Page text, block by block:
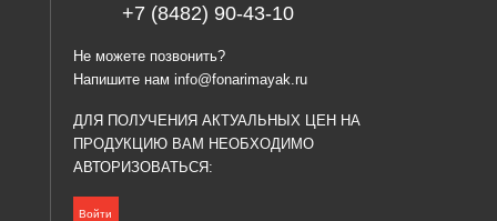
+7 (8482) 90-43-10
Не можете позвонить?
Напишите нам info@fonarimayak.ru
ДЛЯ ПОЛУЧЕНИЯ АКТУАЛЬНЫХ ЦЕН НА
ПРОДУКЦИЮ ВАМ НЕОБХОДИМО
АВТОРИЗОВАТЬСЯ:
Войти